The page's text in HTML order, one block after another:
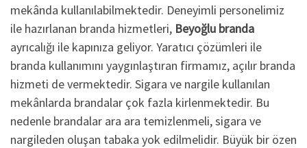
mekânda kullanılabilmektedir. Deneyimli personelimiz
ile hazırlanan branda hizmetleri, Beyoğlu branda
ayrıcalığı ile kapınıza geliyor. Yaratıcı çözümleri ile
branda kullanımını yaygınlaştıran firmamız, açılır branda
hizmeti de vermektedir. Sigara ve nargile kullanılan
mekânlarda brandalar çok fazla kirlenmektedir. Bu
nedenle brandalar ara ara temizlenmeli, sigara ve
nargileden oluşan tabaka yok edilmelidir. Büyük bir özen